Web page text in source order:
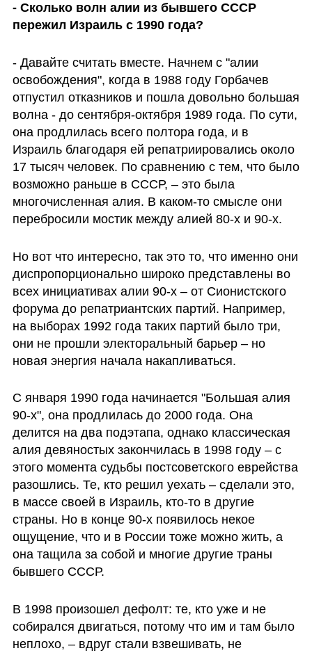
- Сколько волн алии из бывшего СССР
пережил Израиль с 1990 года?
- Давайте считать вместе. Начнем с "алии
освобождения", когда в 1988 году Горбачев
отпустил отказников и пошла довольно большая
волна - до сентября-октября 1989 года. По сути,
она продлилась всего полтора года, и в
Израиль благодаря ей репатриировались около
17 тысяч человек. По сравнению с тем, что было
возможно раньше в СССР, – это была
многочисленная алия. В каком-то смысле они
перебросили мостик между алией 80-х и 90-х.
Но вот что интересно, так это то, что именно они
диспропорционально широко представлены во
всех инициативах алии 90-х – от Сионистского
форума до репатриантских партий. Например,
на выборах 1992 года таких партий было три,
они не прошли электоральный барьер – но
новая энергия начала накапливаться.
С января 1990 года начинается "Большая алия
90-х", она продлилась до 2000 года. Она
делится на два подэтапа, однако классическая
алия девяностых закончилась в 1998 году – с
этого момента судьбы постсоветского еврейства
разошлись. Те, кто решил уехать – сделали это,
в массе своей в Израиль, кто-то в другие
страны. Но в конце 90-х появилось некое
ощущение, что и в России тоже можно жить, а
она тащила за собой и многие другие траны
бывшего СССР.
В 1998 произошел дефолт: те, кто уже и не
собирался двигаться, потому что им и там было
неплохо, – вдруг стали взвешивать, не